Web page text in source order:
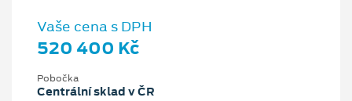
Vaše cena s DPH
520 400 Kč
Pobočka
Centrální sklad v ČR